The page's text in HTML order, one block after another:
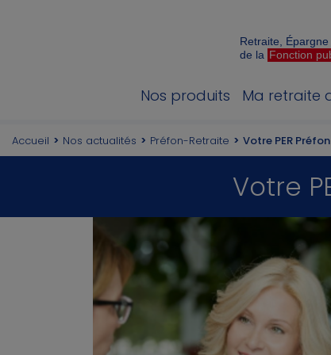
Retraite,
de la Fonction
Nos produits Ma retraite
Accueil Nos actualités Préfon-Retraite Votre PER
Votre